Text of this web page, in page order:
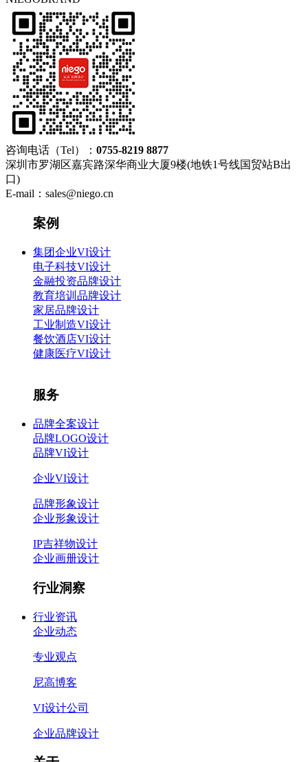
咨询电话（Tel）： 0755-8219 8877
深圳市罗湖区嘉宾路深华商业大厦9楼(地铁1号线国贸站B出
口)
E-mail：sales@niego.cn
案例
集团企业VI设计
电子科技VI设计
金融投资品牌设计
教育培训品牌设计
家居品牌设计
工业制造VI设计
餐饮酒店VI设计
健康医疗VI设计
服务
品牌全案设计
品牌LOGO设计
品牌VI设计
企业VI设计
品牌形象设计
企业形象设计
IP吉祥物设计
企业画册设计
行业洞察
行业资讯
企业动态
专业观点
尼高博客
VI设计公司
企业品牌设计